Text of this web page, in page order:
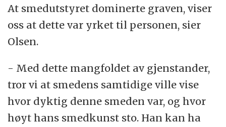
At smedutstyret dominerte graven, viser
oss at dette var yrket til personen, sier
Olsen.
- Med dette mangfoldet av gjenstander,
tror vi at smedens samtidige ville vise
hvor dyktig denne smeden var, og hvor
høyt hans smedkunst sto. Han kan ha